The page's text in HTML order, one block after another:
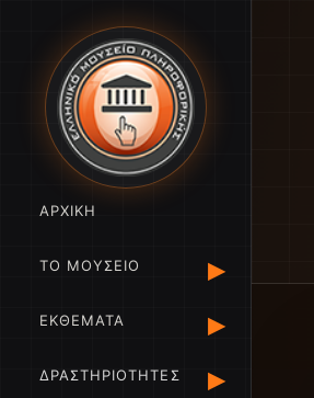
ΑΡΧΙΚΗ
ΤΟ ΜΟΥΣΕΙΟ ▸
ΕΚΘΕΜΑΤΑ ▸
ΔΡΑΣΤΗΡΙΟΤΗΤΕΣ ▸